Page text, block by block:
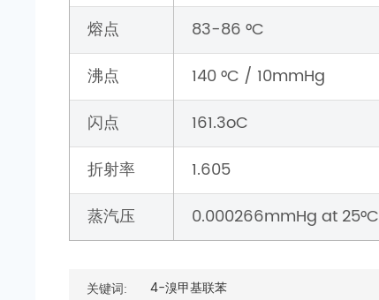
熔点
83-86 °C
沸点
140 °C / 10mmHg
闪点
161.3oC
折射率
1.605
蒸汽压
0.000266mmHg at 25°C
关键词: 4-溴甲基联苯